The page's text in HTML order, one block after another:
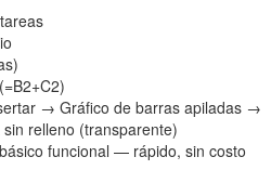
→ Gráfico de barras apiladas →
relleno (transparente)
funcional — rápido, sin costo